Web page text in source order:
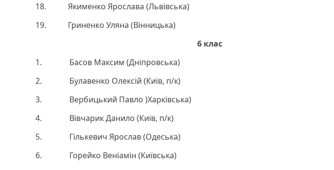
18. Якименко Ярослава (Львівська)
19. Гриненко Уляна (Вінницька)
6 клас
1. Басов Максим (Дніпровська)
2. Булавенко Олексій (Київ, п/к)
3. Вербицький Павло )Харківська)
4. Вівчарик Данило (Київ, п/к)
5. Гількевич Ярослав (Одеська)
6. Горейко Веніамін (Київська)